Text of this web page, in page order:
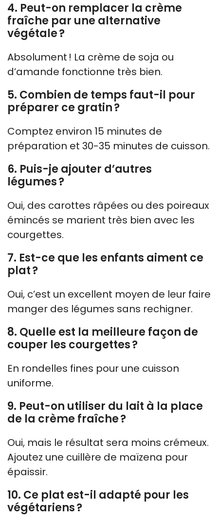
4. Peut-on remplacer la crème
fraîche par une alternative
végétale ?
Absolument ! La crème de soja ou
d’amande fonctionne très bien.
5. Combien de temps faut-il pour
préparer ce gratin ?
Comptez environ 15 minutes de
préparation et 30-35 minutes de cuisson.
6. Puis-je ajouter d’autres
légumes ?
Oui, des carottes râpées ou des poireaux
émincés se marient très bien avec les
courgettes.
7. Est-ce que les enfants aiment ce
plat ?
Oui, c’est un excellent moyen de leur faire
manger des légumes sans rechigner.
8. Quelle est la meilleure façon de
couper les courgettes ?
En rondelles fines pour une cuisson
uniforme.
9. Peut-on utiliser du lait à la place
de la crème fraîche ?
Oui, mais le résultat sera moins crémeux.
Ajoutez une cuillère de maïzena pour
épaissir.
10. Ce plat est-il adapté pour les
végétariens ?